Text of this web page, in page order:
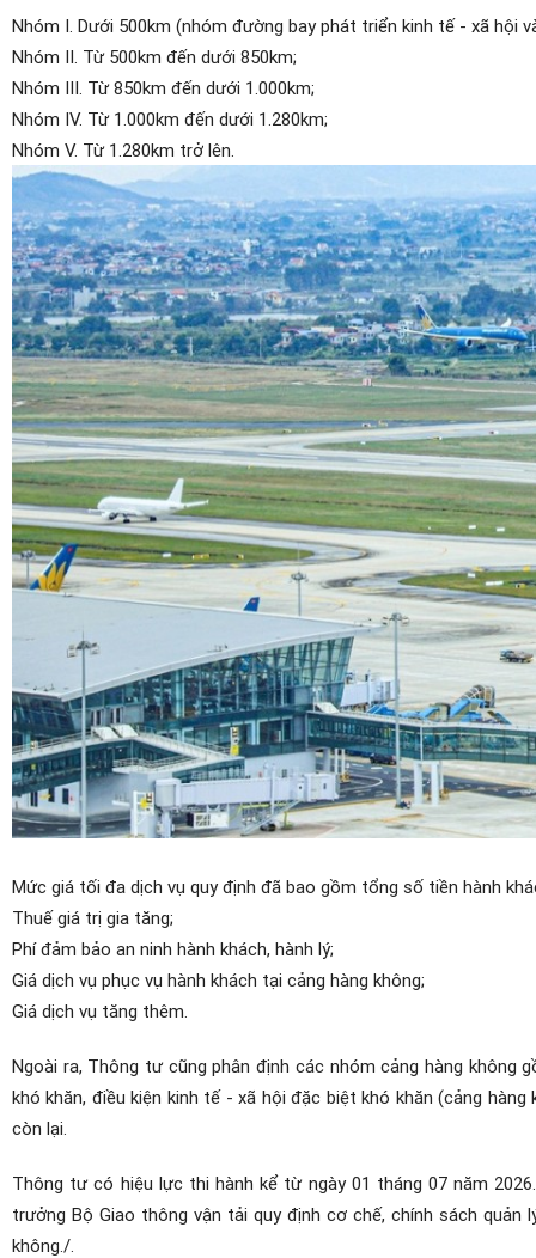
Nhóm I. Dưới 500km (nhóm đường bay phát triển kinh tế - xã hội
Nhóm II. Từ 500km đến dưới 850km;
Nhóm III. Từ 850km đến dưới 1.000km;
Nhóm IV. Từ 1.000km đến dưới 1.280km;
Nhóm V. Từ 1.280km trở lên.
Mức giá tối đa dịch vụ quy định đã bao gồm tổng số tiền hành
Thuế giá trị gia tăng;
Phí đảm bảo an ninh hành khách, hành lý;
Giá dịch vụ phục vụ hành khách tại cảng hàng không;
Giá dịch vụ tăng thêm.
Ngoài ra, Thông tư cũng phân định các nhóm cảng hàng không
khó khăn, điều kiện kinh tế - xã hội đặc biệt khó khăn (cảng
còn lại.
Thông tư có hiệu lực thi hành kể từ ngày 01 tháng 07 năm
trưởng Bộ Giao thông vận tải quy định cơ chế, chính sách quản
không./.